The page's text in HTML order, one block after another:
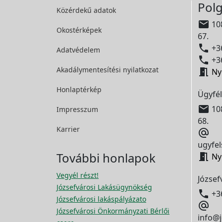
Közérdekű adatok
Okostérképek
Adatvédelem
Akadálymentesítési nyilatkozat
Honlaptérkép
Impresszum
Karrier
További honlapok
Vegyél részt!
Józsefvárosi Lakásügynökség
Józsefvárosi lakáspályázato
Józsefvárosi Önkormányzati Bérlői

67.




68.



